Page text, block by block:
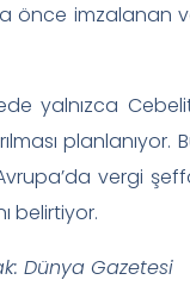
önce imzalanan
yalnızca
planlanıyor.
vergi
belirtiyor.
Dünya Gazetesi